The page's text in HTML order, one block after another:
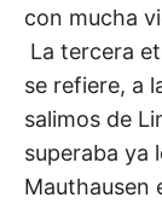
con mucha
La tercera
se refiere, a
salimos de
superaba ya
Mauthausen